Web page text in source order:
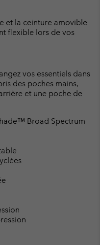
et la ceinture amovible
flexible lors de vos
vos essentiels dans
des poches mains,
et une poche de
Broad Spectrum